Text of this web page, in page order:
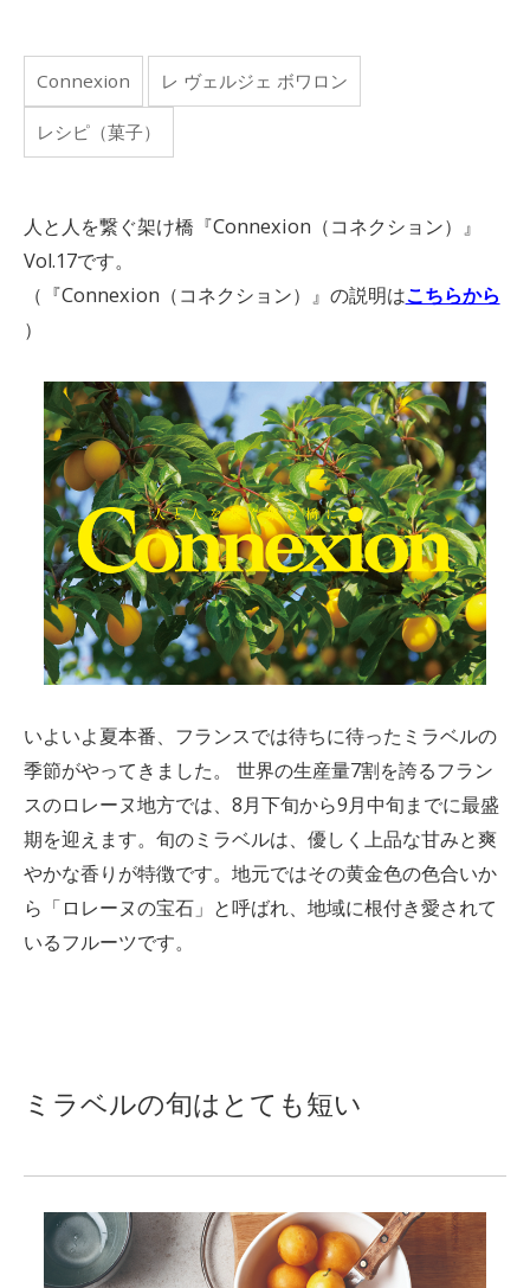
Connexion レ ヴェルジェ ボワロン
レシピ（菓子）
人と人を繋ぐ架け橋『Connexion（コネクション）』
Vol.17です。
（『Connexion（コネクション）』の説明はこちらから
）
いよいよ夏本番、 フランスでは待ちに待った ミラベルの
季節がやってきました。
世界の生産量7割を誇るフラン
スのロレーヌ地方では、 8月下旬から9月中旬までに最盛
期を迎えます。 旬のミラベルは、 優し く上品な甘みと爽
やかな香りが特徴です。 地元ではその黄金色の色合いか
ら「ロレーヌの宝石」と呼ばれ、 地域に根付き愛されて
いるフルーツです。
ミラベルの旬はとても短い